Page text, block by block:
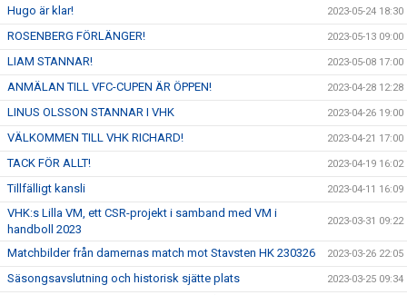
Hugo är klar! 2023-05-24 18:30
ROSENBERG FÖRLÄNGER! 2023-05-13 09:00
LIAM STANNAR! 2023-05-08 17:00
ANMÄLAN TILL VFC-CUPEN ÄR ÖPPEN! 2023-04-28 12:28
LINUS OLSSON STANNAR I VHK 2023-04-26 19:00
VÄLKOMMEN TILL VHK RICHARD! 2023-04-21 17:00
TACK FÖR ALLT! 2023-04-19 16:02
Tillfälligt kansli 2023-04-11 16:09
VHK:s Lilla VM, ett CSR-projekt i samband med VM i
handboll 2023
2023-03-31 09:22
Matchbilder från damernas match mot Stavsten HK 230326 2023-03-26 22:05
Säsongsavslutning och historisk sjätte plats 2023-03-25 09:34